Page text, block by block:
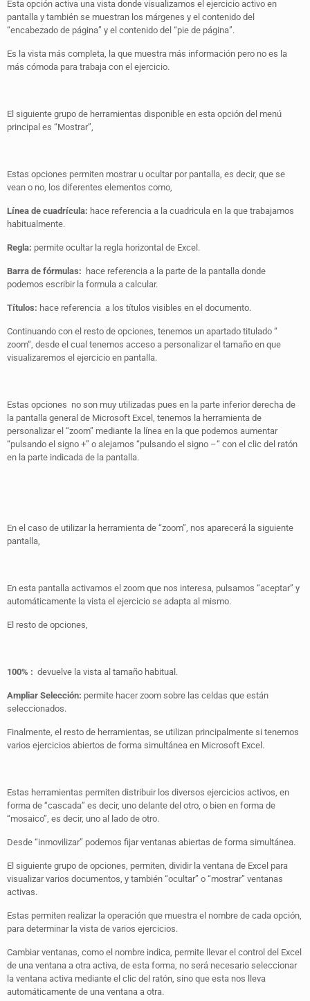
Esta opción activa una vista donde visualizamos el ejercicio activo en
pantalla y también se muestran los márgenes y el contenido del
“encabezado de página” y el contenido del “pie de página”.
Es la vista más completa, la que muestra más información pero no es la
más cómoda para trabaja con el ejercicio.
El siguiente grupo de herramientas disponible en esta opción del menú
principal es “Mostrar”,
Estas opciones permiten mostrar u ocultar por pantalla, es decir, que se
vean o no, los diferentes elementos como,
Línea de cuadrícula: hace referencia a la cuadricula en la que trabajamos
habitualmente.
Regla: permite ocultar la regla horizontal de Excel.
Barra de fórmulas: hace referencia a la parte de la pantalla donde
podemos escribir la formula a calcular.
Títulos: hace referencia a los títulos visibles en el documento.
Continuando con el resto de opciones, tenemos un apartado titulado “
zoom“, desde el cual tenemos acceso a personalizar el tamaño en que
visualizaremos el ejercicio en pantalla.
Estas opciones no son muy utilizadas pues en la parte inferior derecha de
la pantalla general de Microsoft Excel, tenemos la herramienta de
personalizar el “zoom” mediante la línea en la que podemos aumentar
“pulsando el signo +” o alejarnos “pulsando el signo –“ con el clic del ratón
en la parte indicada de la pantalla.
En el caso de utilizar la herramienta de “zoom”, nos aparecerá la siguiente
pantalla,
En esta pantalla activamos el zoom que nos interesa, pulsamos “aceptar” y
automáticamente la vista el ejercicio se adapta al mismo.
El resto de opciones,
100% : devuelve la vista al tamaño habitual.
Ampliar Selección: permite hacer zoom sobre las celdas que están
seleccionados.
Finalmente, el resto de herramientas, se utilizan principalmente si tenemos
varios ejercicios abiertos de forma simultánea en Microsoft Excel.
Estas herramientas permiten distribuir los diversos ejercicios activos, en
forma de “cascada” es decir, uno delante del otro, o bien en forma de
“mosaico”, es decir, uno al lado de otro.
Desde “inmovilizar” podemos fijar ventanas abiertas de forma simultánea.
El siguiente grupo de opciones, permiten, dividir la ventana de Excel para
visualizar varios documentos, y también “ocultar” o “mostrar” ventanas
activas.
Estas permiten realizar la operación que muestra el nombre de cada opción,
para determinar la vista de varios ejercicios.
Cambiar ventanas, como el nombre indica, permite llevar el control del Excel
de una ventana a otra activa, de esta forma, no será necesario seleccionar
la ventana activa mediante el clic del ratón, sino que esta nos lleva
automáticamente de una ventana a otra.